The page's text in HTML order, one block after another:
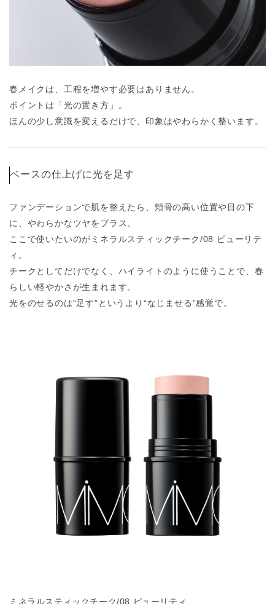
春メイクは、工程を増やす必要はありません。
ポイントは「光の置き方」。
ほんの少し意識を変えるだけで、印象はやわらかく整います。
ベースの仕上げに光を足す
ファンデーションで肌を整えたら、頬骨の高い位置や目の下
に、やわらかなツヤをプラス。
ここで使いたいのがミネラルスティックチーク/08 ピューリテ
ィ。
チークとしてだけでなく、ハイライトのように使うことで、春
らしい軽やかさが生まれます。
光をのせるのは“足す”というより“なじませる”感覚で。
ミネラルスティックチーク/08 ピューリティ